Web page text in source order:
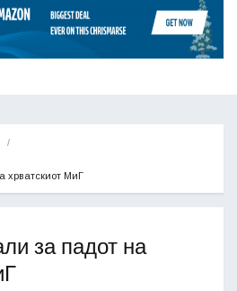
хрватскиот МиГ
за падот на